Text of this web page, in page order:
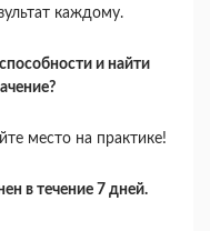
каждому.
и найти
место на практике!
в течение 7 дней.